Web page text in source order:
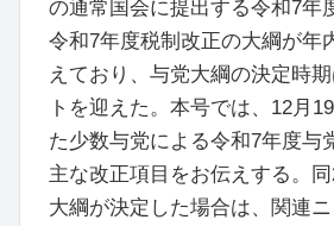
の通常国会に提出する令和7年
令和7年度税制改正の大綱が年
えており、与党大綱の決定時
トを迎えた。本号では、12月
た少数与党による令和7年度与
主な改正項目をお伝えする。
大綱が決定した場合は、関連